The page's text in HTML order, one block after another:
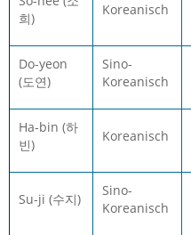
희)
Koreanisch
Do-yeon
(도연)
Sino-
Koreanisch
Ha-bin (하
빈)
Koreanisch
Su-ji (수지)
Sino-
Koreanisch